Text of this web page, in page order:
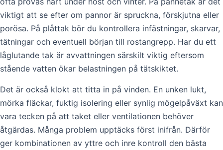
viktigt att se efter om pannor är spruckna, förskjutna eller
porösa. På plåttak bör du kontrollera infästningar, skarvar,
tätningar och eventuell början till rostangrepp. Har du ett
låglutande tak är avvattningen särskilt viktig eftersom
stående vatten ökar belastningen på tätskiktet.
Det är också klokt att titta in på vinden. En unken lukt,
mörka fläckar, fuktig isolering eller synlig mögelpåväxt kan
vara tecken på att taket eller ventilationen behöver
åtgärdas. Många problem upptäcks först inifrån. Därför
ger kombinationen av yttre och inre kontroll den bästa